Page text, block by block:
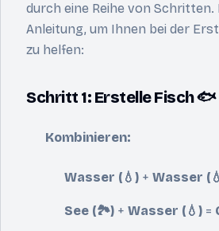
durch eine Reihe von Schritten.
Anleitung, um Ihnen bei der
zu helfen:
Schritt 1: Erstelle Fisch 🐟
Kombinieren:
Wasser (💧) + Wasser
See (🏞️) + Wasser (💧) =